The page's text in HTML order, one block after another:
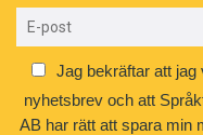
Jag bekräftar att jag
nyhetsbrev och att
AB har rätt att spara min